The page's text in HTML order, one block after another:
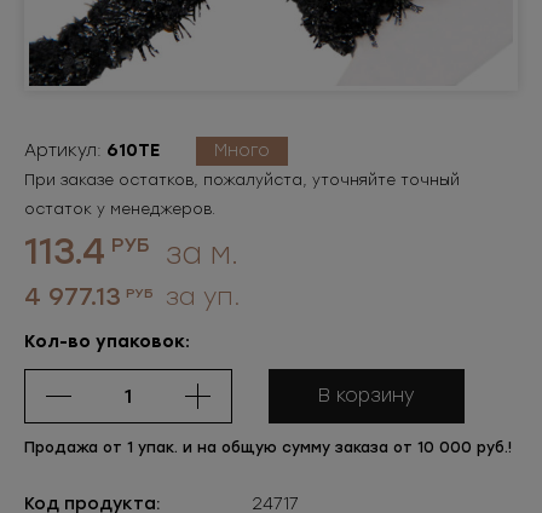
Артикул: 610ТЕ Много
При заказе остатков, пожалуйста, уточняйте точный
остаток у менеджеров.
113.4 РУБ за м.
4 977.13 РУБ за уп.
Кол-во упаковок:
В корзину
Продажа от 1 упак. и на общую сумму заказа от 10 000 руб.!
Код продукта:
24717